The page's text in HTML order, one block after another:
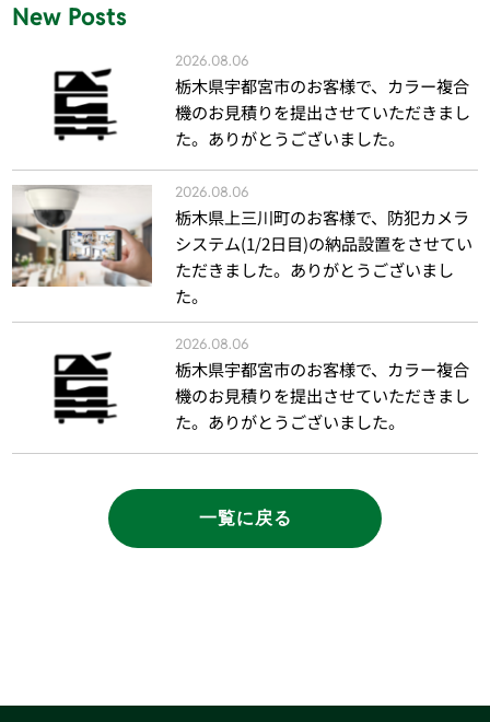
New Posts
2026.08.06
栃木県宇都宮市のお客様で、カラー複合
機のお見積りを提出させていただきまし
た。ありがとうございました。
2026.08.06
栃木県上三川町のお客様で、防犯カメラ
システム(1/2日目)の納品設置をさせてい
ただきました。ありがとうございまし
た。
2026.08.06
栃木県宇都宮市のお客様で、カラー複合
機のお見積りを提出させていただきまし
た。ありがとうございました。
一覧に戻る